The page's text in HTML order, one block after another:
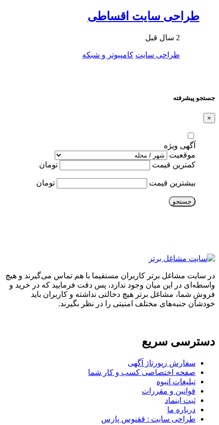
طراحی سایت اقساطی
2 سال قبل
طراحی سایت کامپیوتر و شبکه
جستجو پیشرفته
×
آگهی ویژه
موقعیت
کمترین قیمت
تومان
بیشترین قیمت تومان
جستجو
در سایت مشاغل برتر کاربران مستقیما با هم تماس می‌گیرند و هیچ
واسطه‌ای در این میان وجود ندارد، پس دقت فرمایید که در خرید و
فروشِ شما، مشاغل برتر هیچ دخالتی نداشته و کاربران باید
خودشان جنبه‌های مختلف امنیتی را در نظر بگیرند.
دسترسی سریع
سفارش رپورتاژ آگهی
صفحه اختصاصی کسب و کار شما
تبلیغات انبوه
قوانین و مقررات
ثبت اینماد
درباره ما
طراحی سایت : ققنوس پارس